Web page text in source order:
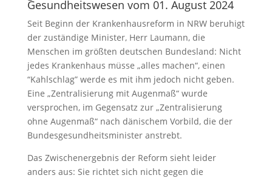
Gesundheitswesen vom 01. August 2024
Seit Beginn der Krankenhausreform in NRW beruhigt
der zuständige Minister, Herr Laumann, die
Menschen im größten deutschen Bundesland: Nicht
jedes Krankenhaus müsse „alles machen“, einen
“Kahlschlag” werde es mit ihm jedoch nicht geben.
Eine „Zentralisierung mit Augenmaß“ wurde
versprochen, im Gegensatz zur „Zentralisierung
ohne Augenmaß“ nach dänischem Vorbild, die der
Bundesgesundheitsminister anstrebt.
Das Zwischenergebnis der Reform sieht leider
anders aus: Sie richtet sich nicht gegen die